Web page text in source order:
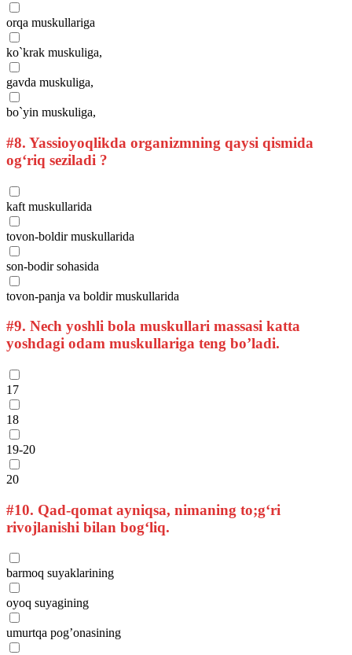
orqa muskullariga
ko`krak muskuliga,
gavda muskuliga,
bo`yin muskuliga,
#8. Yassioyoqlikda organizmning qaysi qismida
og‘riq seziladi ?
kaft muskullarida
tovon-boldir muskullarida
son-bodir sohasida
tovon-panja va boldir muskullarida
#9. Nech yoshli bola muskullari massasi katta
yoshdagi odam muskullariga teng bo’ladi.
17
18
19-20
20
#10. Qad-qomat ayniqsa, nimaning to;g‘ri
rivojlanishi bilan bog‘liq.
barmoq suyaklarining
oyoq suyagining
umurtqa pog’onasining